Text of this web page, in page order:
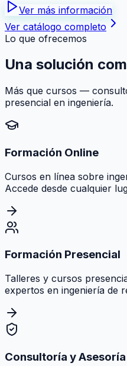
Ver más información
Ver catálogo completo
Lo que ofrecemos
Una solución
Más que cursos —
presencial en ingeniería.
Formación Online
Cursos en línea sobre
Accede desde cualquier
Formación Presencial
Talleres y cursos
expertos en ingeniería de
Consultoría y Asesoría